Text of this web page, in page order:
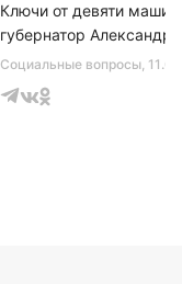
Социальные вопросы,
Ключи от девяти машин
губернатор Александр